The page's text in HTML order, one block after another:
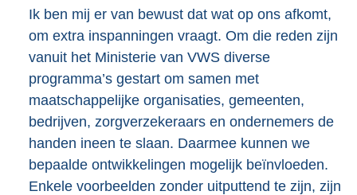
Ik ben mij er van bewust dat wat op ons afkomt,
om extra inspanningen vraagt. Om die reden zijn
vanuit het Ministerie van VWS diverse
programma’s gestart om samen met
maatschappelijke organisaties, gemeenten,
bedrijven, zorgverzekeraars en ondernemers de
handen ineen te slaan. Daarmee kunnen we
bepaalde ontwikkelingen mogelijk beïnvloeden.
Enkele voorbeelden zonder uitputtend te zijn, zijn